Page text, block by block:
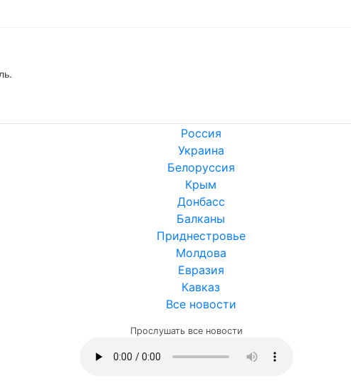
Россия
Украина
Белоруссия
Крым
Донбасс
Балканы
Приднестровье
Молдова
Евразия
Кавказ
Все новости
Прослушать все новости